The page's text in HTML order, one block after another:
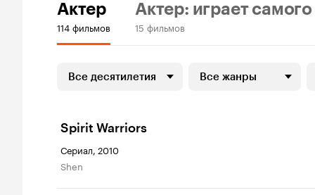
Актер
114 фильмов
Актер: играет
15 фильмов
Все десятилетия Все жанры
Spirit Warriors
Сериал, 2010
Shen